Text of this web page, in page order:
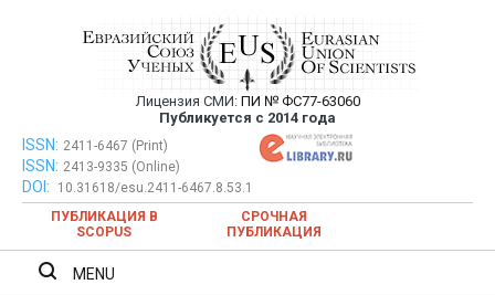
Евразийский Союз Ученых —
публикация научных статей в
ежемесячном научном журнале
Лицензия СМИ: ПИ № ФС77-63060
Публикуется с 2014 года
Евразийский Союз Ученых — публикация научных статей в
ежемесячном научном журнале
ISSN: 2411-6467 (Print)
ISSN: 2413-9335 (Online)
DOI:
10.31618/esu.2411-6467.8.53.1
ПУБЛИКАЦИЯ В
SCOPUS
СРОЧНАЯ
ПУБЛИКАЦИЯ
MENU